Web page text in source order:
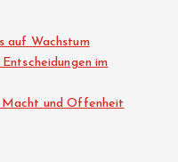
auf Wachstum
im
und Offenheit